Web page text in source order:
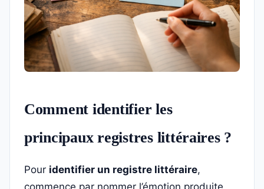
Comment identifier les
principaux registres littéraires ?
Pour identifier un registre littéraire,
commence par nommer l’émotion produite,